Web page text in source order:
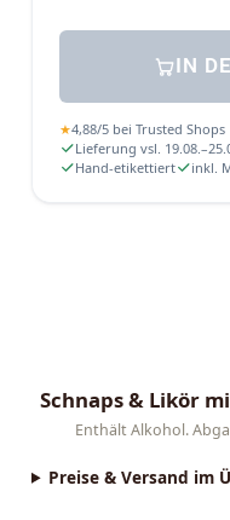
IN
★4,88/5 bei Trusted Shops
Lieferung vsl.
Hand-etikettiert
inkl.
Schnaps & Likör
Lade dein Foto
Enthält Alkohol.
Preise & Versand im